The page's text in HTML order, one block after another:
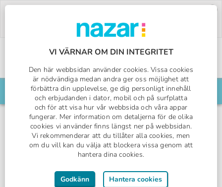
Använd koden:PW26. Boka nu »
Nazar logotyp
Sveriges All Inclusive-specialist
Sök din resa här
VI VÄRNAR OM DIN INTEGRITET
Den här webbsidan använder cookies. Vissa cookies
är nödvändiga medan andra ger oss möjlighet att
förbättra din upplevelse, ge dig personligt innehåll
och erbjudanden i dator, mobil och på surfplatta
och för att visa hur vår webbsida och våra appar
fungerar. Mer information om detaljerna för de olika
cookies vi använder finns längst ner på webbsidan.
Vi rekommenderar att du tillåter alla cookies, men
om du vill kan du välja att blockera vissa genom att
hantera dina cookies.
Godkänn Hantera cookies